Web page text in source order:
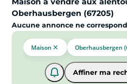
Oberhausbergen (67205)
Aucune annonce ne
Maison Oberhausbergen
Affiner ma